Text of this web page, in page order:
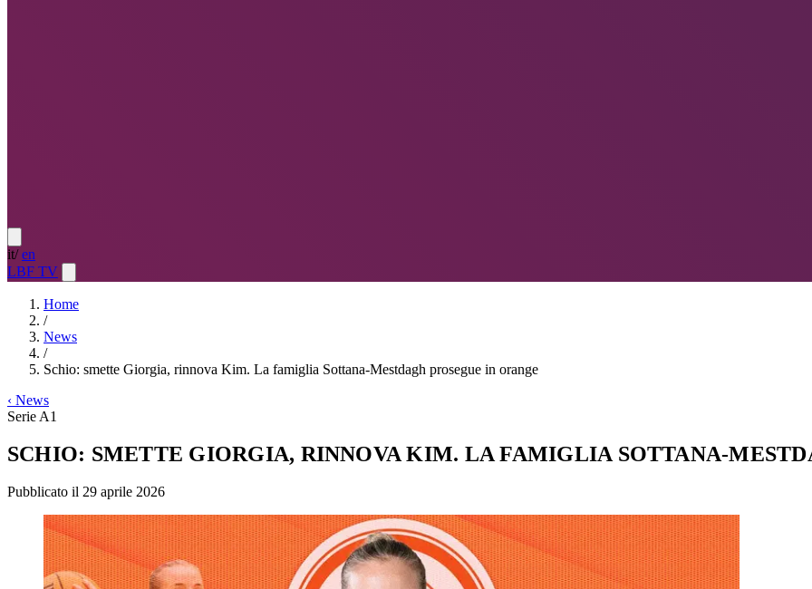
it/ en
LBF TV
Home
/
News
/
Schio: smette Giorgia, rinnova Kim. La famiglia Sottana-Mestdagh prosegue in orange
‹ News
Serie A1
SCHIO: SMETTE GIORGIA, RINNOVA KIM. LA FAMIGLIA SOTTANA-
Pubblicato il 29 aprile 2026